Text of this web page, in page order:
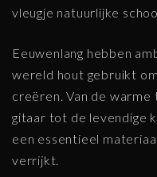
vleugje natuurlijke
Eeuwenlang hebben
wereld hout gebruikt
creëren. Van de warme
gitaar tot de levendige
een essentieel
verrijkt.